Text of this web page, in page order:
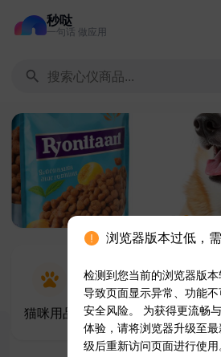
秒哒
一句话 做应用
浏览器版本过低，
检测到您当前的浏览器版
导致页面显示异常、功能
安全风险。 为获得更流畅
体验，请将浏览器升级至
级后重新访问页面进行使用